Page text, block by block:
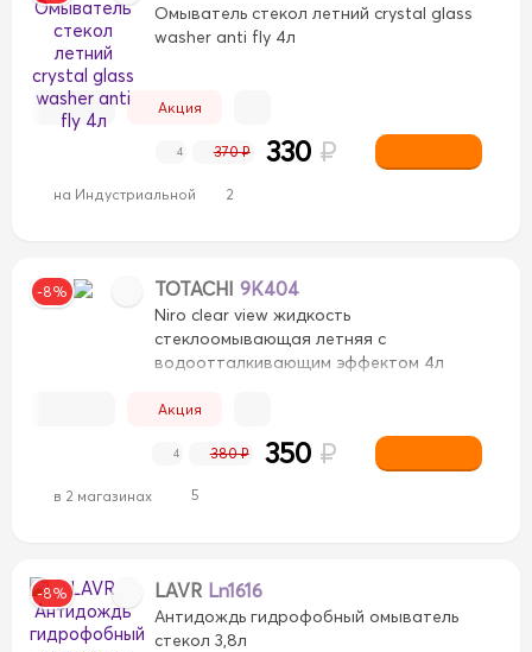
Омыватель стекол летний crystal glass
washer anti fly 4л
Акция
на Индустриальной 2
4 370 ₽ 330 ₽
-8% TOTACHI 9K404
Nirо clear view жидкость
стеклоомывающая летняя с
водоотталкивающим эффектом 4л
Акция
в 2 магазинах 5
4 380 ₽ 350 ₽
-8% LAVR Ln1616
Антидождь гидрофобный омыватель
стекол 3,8л